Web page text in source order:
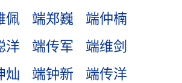
佩 端郑巍
端仲楠
洋 端传军
端维剑
灿 端钟新
端传洋